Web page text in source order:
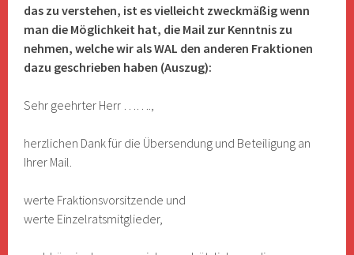
das zu verstehen, ist es vielleicht zweckmäßig wenn
man die Möglichkeit hat, die Mail zur Kenntnis zu
nehmen, welche wir als WAL den anderen Fraktionen
dazu geschrieben haben (Auszug):
Sehr geehrter Herr …….,
herzlichen Dank für die Übersendung und Beteiligung an
Ihrer Mail.
werte Fraktionsvorsitzende und
werte Einzelratsmitglieder,